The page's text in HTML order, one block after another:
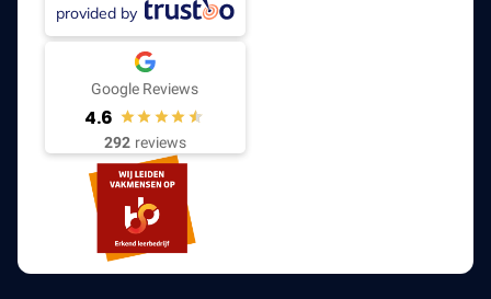
provided by
Google Reviews
4.6
292 reviews